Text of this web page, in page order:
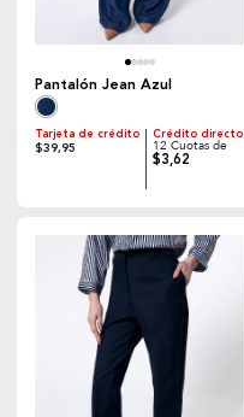
Pantalón Jean Azul
Tarjeta de crédito
$39,95
Crédito directo
12 Cuotas de
$3,62